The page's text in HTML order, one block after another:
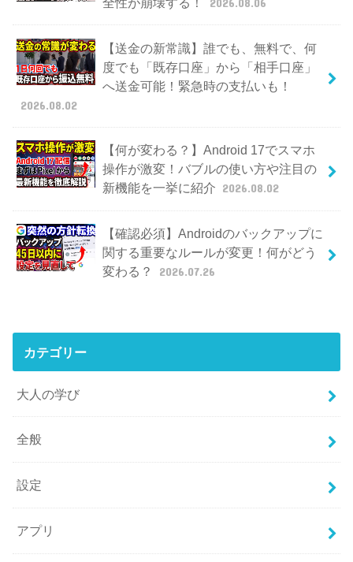
【送金の新常識】誰でも、無料で、何
度でも「既存口座」から「相手口座」
へ送金可能！緊急時の支払いも！
2026.08.02
【何が変わる？】Android 17でスマホ
操作が激変！バブルの使い方や注目の
新機能を一挙に紹介 2026.08.02
【確認必須】Androidのバックアップに
関する重要なルールが変更！何がどう
変わる？
2026.07.26
カテゴリー
大人の学び
全般
設定
アプリ